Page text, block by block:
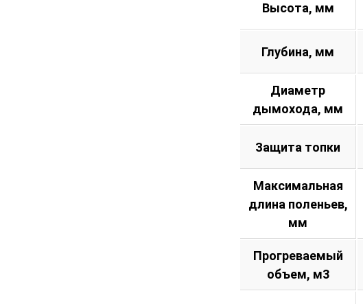
Высота, мм
Глубина, мм
Диаметр
дымохода, мм
Защита топки
Максимальная
длина поленьев,
мм
Прогреваемый
объем, м3